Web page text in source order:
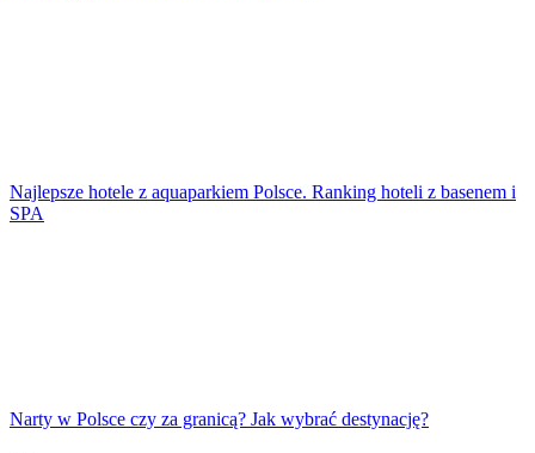
Najlepsze hotele z aquaparkiem Polsce. Ranking hoteli z basenem i
SPA
Narty w Polsce czy za granicą? Jak wybrać destynację?